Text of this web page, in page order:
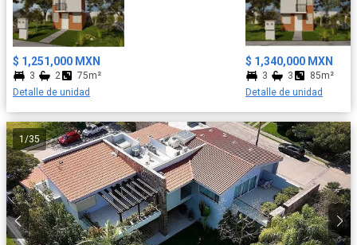
asadores Andadores y ciclovías Zonas comerciales Jardín de las
Orquídeas aspira a integrarse a la comunidad con respeto y
armonía, es por eso que contamos con un proyecto social
interno administrado y operado por Grupo Guiar; garantizando
así la seguridad, convivencia y el buen funcionamiento del
desarrollo. Se fomentan círculos virtuosos de desarrollo social y
$ 1,251,000 MXN
3 2
75m²
Detalle de unidad
$ 1,340,000 MXN
3 3
85m²
Detalle de unidad
1 /35